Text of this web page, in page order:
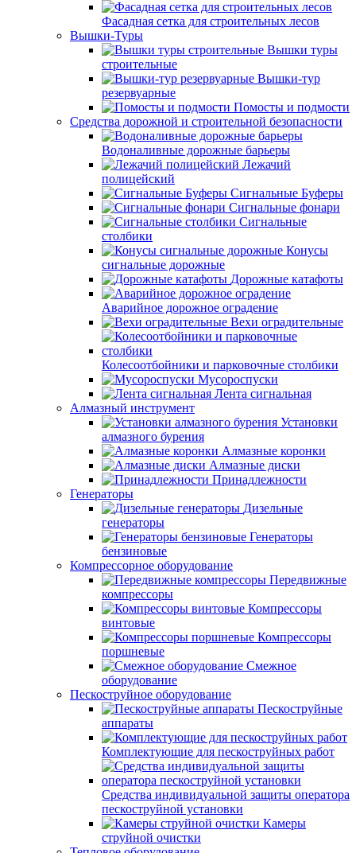
Фасадная сетка для строительных лесов
Вышки-Туры
Вышки туры
строительные
Вышки-тур
резервуарные
Помосты и подмости
Средства дорожной и строительной безопасности
Водоналивные дорожные барьеры
Лежачий
полицейский
Сигнальные Буферы
Сигнальные фонари
Сигнальные
столбики
Конусы
сигнальные дорожные
Дорожные катафоты
Аварийное дорожное оградение
Вехи оградительные
Колесоотбойники и парковочные столбики
Мусороспуски
Лента сигнальная
Алмазный инструмент
Установки
алмазного бурения
Алмазные коронки
Алмазные диски
Принадлежности
Генераторы
Дизельные
генераторы
Генераторы
бензиновые
Компрессорное оборудование
Передвижные
компрессоры
Компрессоры
винтовые
Компрессоры
поршневые
Смежное
оборудование
Пескоструйное оборудование
Пескоструйные
аппараты
Комплектующие для пескоструйных работ
Средства индивидуальной защиты оператора
пескоструйной установки
Камеры
струйной очистки